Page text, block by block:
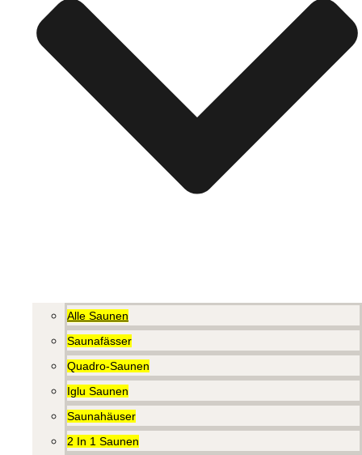
Alle Saunen
Saunafässer
Quadro-Saunen
Iglu Saunen
Saunahäuser
2 In 1 Saunen